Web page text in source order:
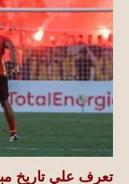
تعرف علي تاريخ